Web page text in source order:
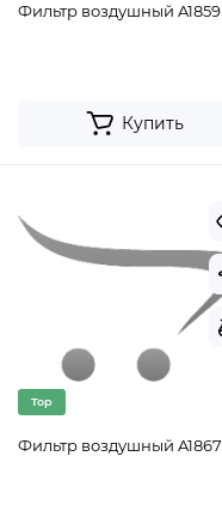
Фильтр воздушный A1859
Купить
Top
Фильтр воздушный A1867